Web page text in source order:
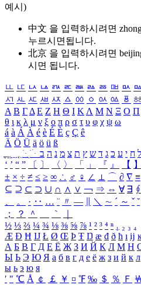
예시)
中文 을 입력하시려면
누르시면됩니다.
北京 을 입력하시려면
시면 됩니다.
ㅥ ㅦ ㅧ ㅨ ㅩ ㅪ ㅫ ㅬ ㅭ ㅮ ㅯ ㅰ
ㅺ ㅻ ㅼ ㅽ ㅾ ㅿ ㆀ ㆁ ㆂ ㆃ ㆄ
Α Β ΓΔ Ε Ζ Η Θ Ι ΚΛ Μ Ν Ξ Ο Π
θ ι κ λ μ ν ξ ο π ρ σ τ υ φ χ ψ ω
á à Á À é è É È ç Ç ê
Ä Ö Ü ä ö ü ß
ִֶֹ ֻּ ׁׂ ל ח י ע כ ג ד ש ץ ת צ מ נ ה ב
‘ ’ “ ” 〔 〕 〈 〉 「 」 『 』 【 】
± × ÷ ≠ ≤ ≥ ∞ ∴ ♂ ♀ ∠ ⊥ ⌒ ∂ ∇ ≡
⊆ ⊇ ⊂ ⊃ ∪ ∩ ∧ ∨ ￢ ⇒ ⇔ ∀ ∃ ∮
、
。 · ‥ … ¨ 〃 ― ＼ ∼ ´ ～ ˇ ˘
；
？ ＾ ｀
½ ⅓ ⅔ ¼ ¾ ⅛ ⅜ ⅝ ⅞ ¹ ² ³ ⁴ ⁿ ₁ ₂ ₃ ₄
Æ Ð Ħ Ĳ Ł Ø Œ Þ Ŧ Ŋ æ đ ð ħ ı ĳ
А Б В Г Д Е Ё Ж З И Й К Л М Н
Ы Ь Э Ю Я а б в г д е ё ж з и й к л
ы ь э ю я
′ ″ ℃ Å ￠ ￡ ￥ ¤ ℉ ‰ ＄ ％ Ｆ